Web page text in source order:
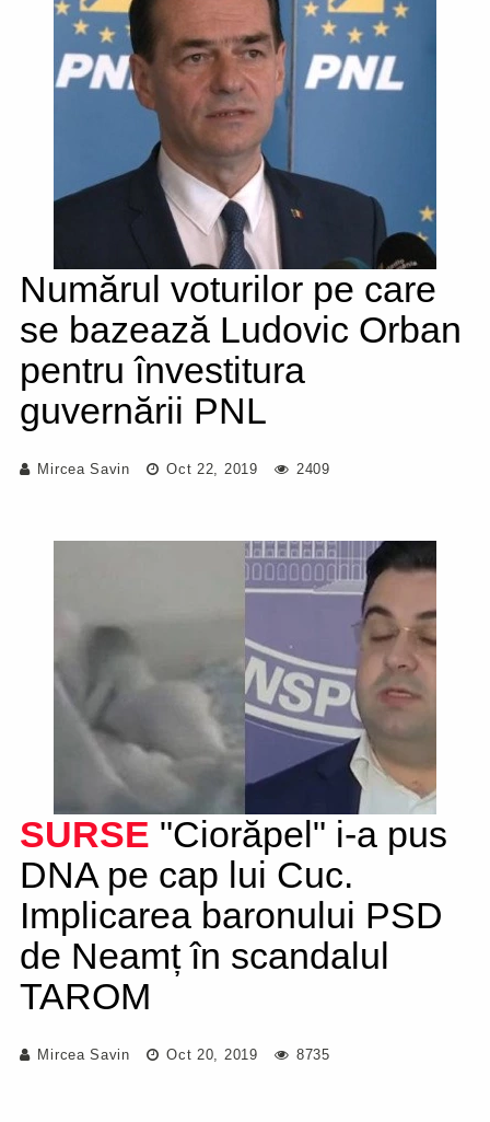
Numărul voturilor pe care
se bazează Ludovic Orban
pentru învestitura
guvernării PNL
Mircea Savin Oct 22, 2019 2409
SURSE "Ciorăpel" i-a pus
DNA pe cap lui Cuc.
Implicarea baronului PSD
de Neamț în scandalul
TAROM
Mircea Savin Oct 20, 2019 8735